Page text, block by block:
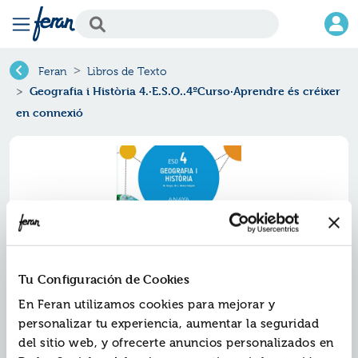
Tu Configuración de Cookies
En Feran utilizamos cookies para mejorar y
personalizar tu experiencia, aumentar la seguridad
del sitio web, y ofrecerte anuncios personalizados en
Feran Libros de Texto
Geografia i Història 4.·E.S.O..4ºCurso·Aprendre és créixer
en connexió
Geografia i història